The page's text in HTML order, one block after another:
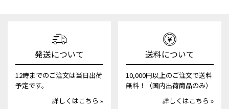
発送について
12時までのご注文は当日出荷
予定です。
詳しくはこちら »
送料について
10,000円以上のご注文で送料
無料！（国内出荷商品のみ）
詳しくはこちら »